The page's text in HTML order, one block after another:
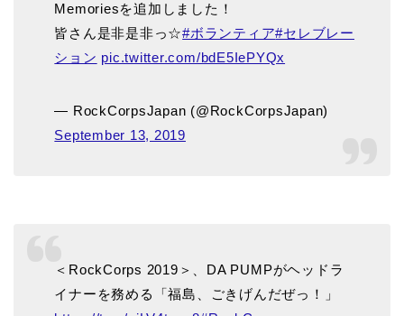
Memoriesを追加しました！
皆さん是非是非っ☆#ボランティア#セレブレー
ション pic.twitter.com/bdE5IePYQx
— RockCorpsJapan (@RockCorpsJapan)
September 13, 2019
＜RockCorps 2019＞、DA PUMPがヘッドラ
イナーを務める「福島、ごきげんだぜっ！」